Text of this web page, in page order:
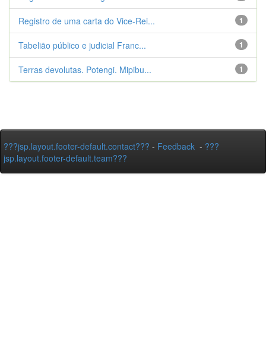
1
Registro de uma carta do Vice-Rei...
1
Tabelião público e judicial Franc...
1
Terras devolutas. Potengi. Mipibu...
???jsp.layout.footer-default.contact??? - Feedback - ???
jsp.layout.footer-default.team???